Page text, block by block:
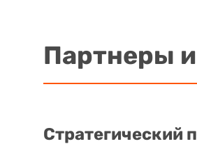
Партнеры
Стратегический